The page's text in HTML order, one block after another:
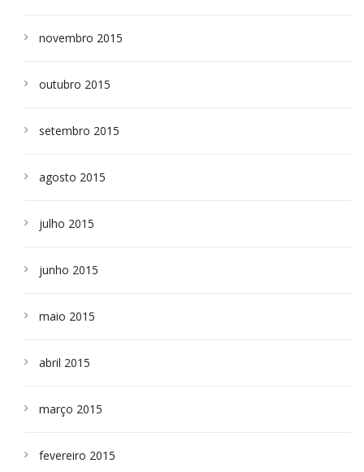
novembro 2015
outubro 2015
setembro 2015
agosto 2015
julho 2015
junho 2015
maio 2015
abril 2015
março 2015
fevereiro 2015